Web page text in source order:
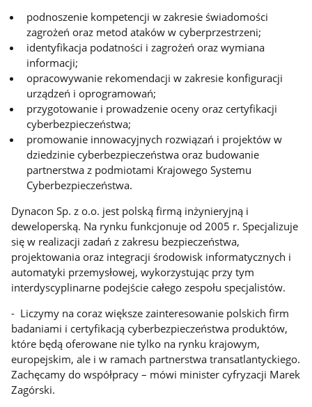
podnoszenie kompetencji w zakresie świadomości
zagrożeń oraz metod ataków w cyberprzestrzeni;
identyfikacja podatności i zagrożeń oraz wymiana
informacji;
opracowywanie rekomendacji w zakresie konfiguracji
urządzeń i oprogramowań;
przygotowanie i prowadzenie oceny oraz certyfikacji
cyberbezpieczeństwa;
promowanie innowacyjnych rozwiązań i projektów w
dziedzinie cyberbezpieczeństwa oraz budowanie
partnerstwa z podmiotami Krajowego Systemu
Cyberbezpieczeństwa.
Dynacon Sp. z o.o. jest polską firmą inżynieryjną i
deweloperską. Na rynku funkcjonuje od 2005 r. Specjalizuje
się w realizacji zadań z zakresu bezpieczeństwa,
projektowania oraz integracji środowisk informatycznych i
automatyki przemysłowej, wykorzystując przy tym
interdyscyplinarne podejście całego zespołu specjalistów.
- Liczymy na coraz większe zainteresowanie polskich firm
badaniami i certyfikacją cyberbezpieczeństwa produktów,
które będą oferowane nie tylko na rynku krajowym,
europejskim, ale i w ramach partnerstwa transatlantyckiego.
Zachęcamy do współpracy – mówi minister cyfryzacji Marek
Zagórski.